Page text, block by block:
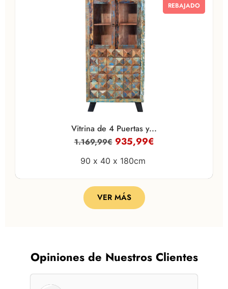
REBAJADO
Vitrina de 4 Puertas y...
1.169,99€ 935,99€
90 x 40 x 180cm
VER MÁS
Opiniones de Nuestros Clientes